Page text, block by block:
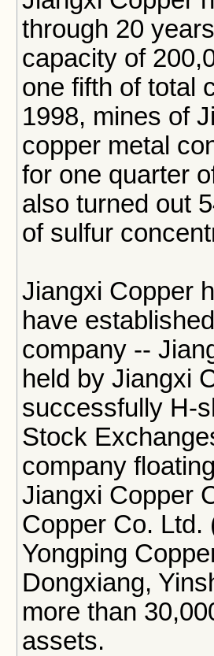
through 20
capacity of
one fifth of total
1998, mines of
copper metal
for one quarter
also turned out
of sulfur
Jiangxi Copper
have
company --
held by Jiangxi
successfully H-
Stock
company
Jiangxi Copper
Copper Co. Ltd.
Yongping
Dongxiang,
more than
assets.